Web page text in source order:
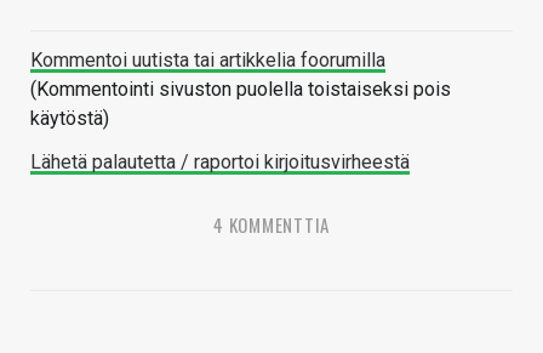
Kommentoi uutista tai artikkelia foorumilla
(Kommentointi sivuston puolella toistaiseksi pois
käytöstä)
Lähetä palautetta / raportoi kirjoitusvirheestä
4 KOMMENTTIA